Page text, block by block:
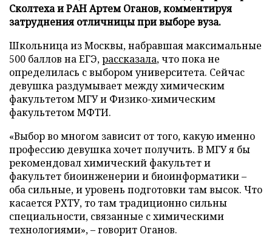
Сколтеха и РАН Артем Оганов, комментируя
затруднения отличницы при выборе вуза.
Школьница из Москвы, набравшая максимальные
500 баллов на ЕГЭ,рассказала, что пока не
определилась с выбором университета. Сейчас
девушка раздумывает между химическим
факультетом МГУ и Физико-химическим
факультетом МФТИ.
«Выбор во многом зависит от того, какую именно
профессию девушка хочет получить. В МГУ я бы
рекомендовал химический факультет и
факультет биоинженерии и биоинформатики –
оба сильные, и уровень подготовки там высок. Что
касается РХТУ, то там традиционно сильны
специальности, связанные с химическими
технологиями», – говорит Оганов.